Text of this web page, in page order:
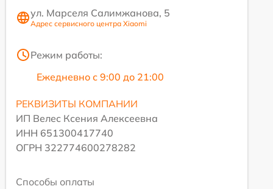
ул. Марселя Салимжанова, 5
Адрес сервисного центра Xiaomi
Режим работы:
Ежедневно с 9:00 до 21:00
РЕКВИЗИТЫ КОМПАНИИ
ИП Велес Ксения Алексеевна
ИНН 651300417740
ОГРН 322774600278282
Способы оплаты